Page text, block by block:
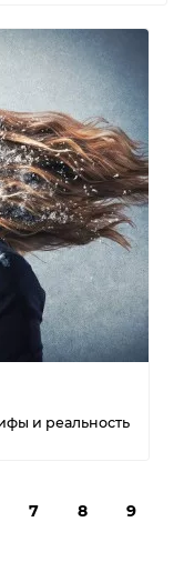
и реальность
7 8 9